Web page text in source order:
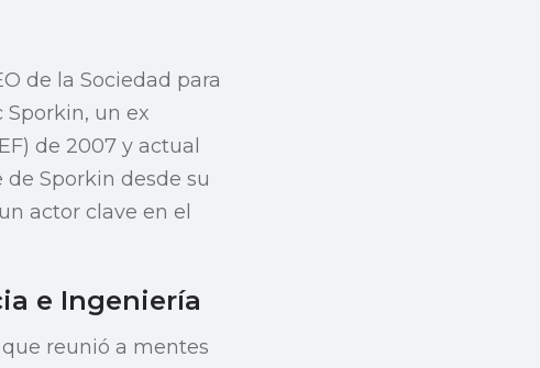
de la Sociedad para
Sporkin, un ex
de 2007 y actual
Sporkin desde su
actor clave en el
e Ingeniería
reunió a mentes